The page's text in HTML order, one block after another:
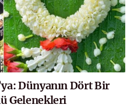
Dünyanın Dört Bir
Gelenekleri